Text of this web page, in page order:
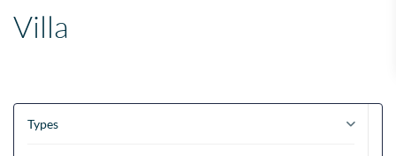
Villa
Types